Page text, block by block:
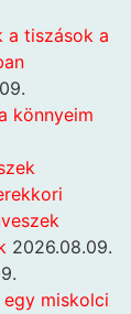
a tiszások a
könnyeim
2026.08.09.
miskolci